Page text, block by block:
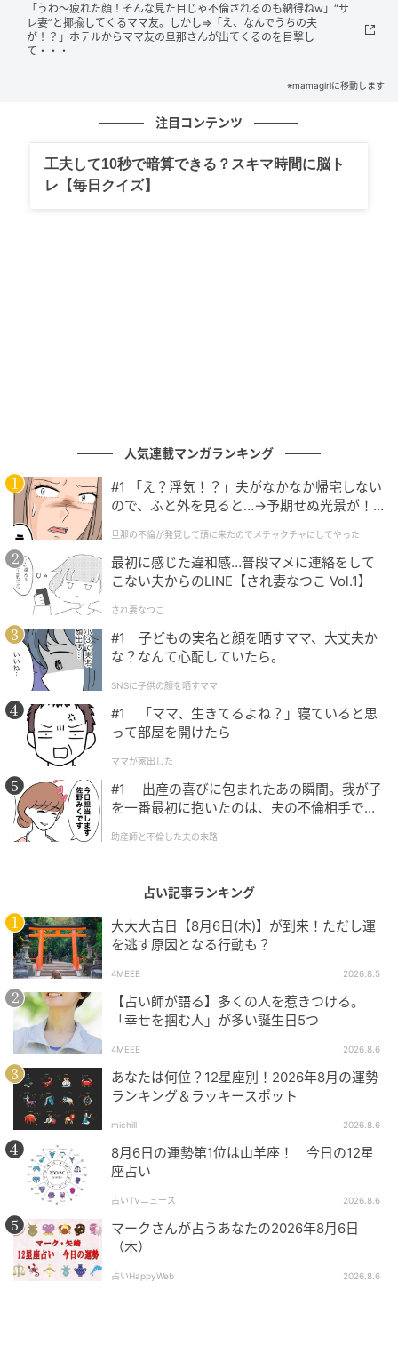
今日は活力に溢れ、いつもより体がよく動く1日になり
そうです。仲の良い友人を誘って、カラオケやスポー
ツなど皆で楽しめるものを行うと良いでしょう。思わ
ぬところで意気投合し、今後の関係がさらに深まるこ
ともありそうです。
家庭運
褒められることが多い日。先生や先輩など年長者から
のお墨つきをもらい、周囲から憧れの目で見られるこ
とも。よく褒められている人を良いお手本として、ま
ねできることはまねしていくと、より発展的です。
【ラッキーアイテム】ミニチュアグッズ
【ラッキープレイス】お城巡り
【9位】牡牛座
mamagirl
全体運
意外な人と意気投合して、新しい考え方やものの見方
ができるようになりそうな日です。親しみをもって話
しかけてくれる人には、あなたも心を開いてみて。話
していて感じたことは、正直に伝えてみるといいでし
ょう。
「うわ～疲れた顔！そんな見た目じゃ不倫されるのも納得ねw」“サ
レ妻”と揶揄してくるママ友。しかし⇒「え、なんでうちの夫
が！？」ホテルからママ友の旦那さんが出てくるのを目撃し
て・・・
※mamagirlに移動します
注目コンテンツ
工夫して10秒で暗算できる？スキマ時間に脳ト
レ【毎日クイズ】
人気連載マンガランキング
#1 「え？浮気！？」夫がなかなか帰宅しない
ので、ふと外を見ると…→予期せぬ光景が！
クチャにしてやった
旦那の不倫が発覚して頭に来たのでメチャクチャにしてやった
最初に感じた違和感…普段マメに連絡をして
こない夫からのLINE【され妻なつこ Vol.1】
され妻なつこ
#1 子どもの実名と顔を晒すママ、大丈夫か
な？なんて心配していたら。
SNSに子供の顔を晒すママ
#1 「ママ、生きてるよね？」寝ていると思
って部屋を開けたら
ママが家出した
#1 出産の喜びに包まれたあの瞬間。我が子
を一番最初に抱いたのは、夫の不倫相手でし
助産師と不倫した夫の末路
占い記事ランキング
大大大吉日【8月6日(木)】が到来！ただし運
を逃す原因となる行動も？
4MEEE 2026.8.5
【占い師が語る】多くの人を惹きつける。
「幸せを掴む人」が多い誕生日5つ
4MEEE 2026.8.6
あなたは何位？12星座別！2026年8月の運勢
ランキング＆ラッキースポット
michill 2026.8.6
8月6日の運勢第1位は山羊座！ 今日の12星
座占い
占いTVニュース 2026.8.6
マークさんが占うあなたの2026年8月6日
（木）
占いHappyWeb 2026.8.6